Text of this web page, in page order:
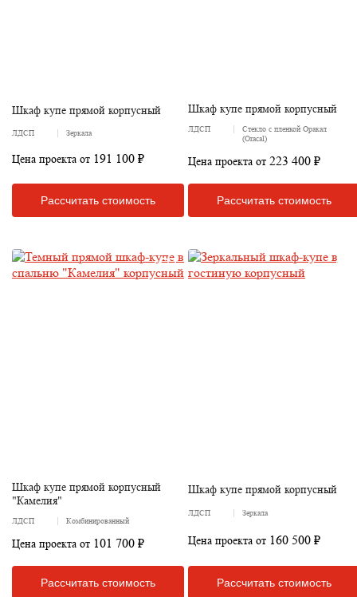
Шкаф купе прямой корпусный
ЛДСП Зеркала
Цена проекта от 191 100 ₽
Рассчитать стоимость
Шкаф купе прямой корпусный
ЛДСП
Стекло с пленкой Оракал
(Oracal)
Цена проекта от 223 400 ₽
Рассчитать стоимость
Шкаф купе прямой корпусный
"Камелия"
ЛДСП Комбинированный
Цена проекта от 101 700 ₽
Рассчитать стоимость
Шкаф купе прямой корпусный
ЛДСП Зеркала
Цена проекта от 160 500 ₽
Рассчитать стоимость